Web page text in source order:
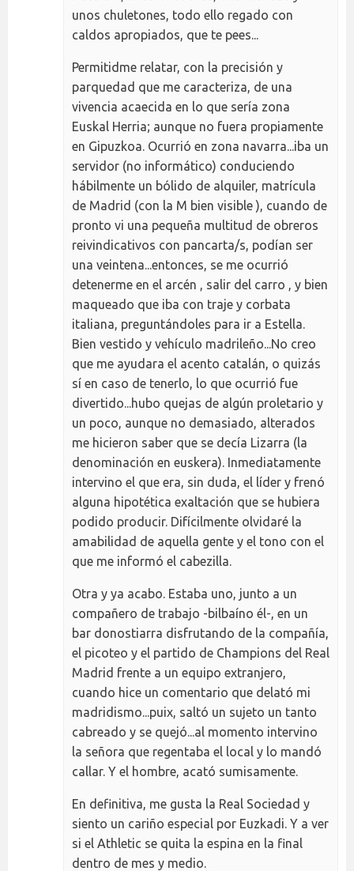
unos chuletones, todo ello regado con
caldos apropiados, que te pees...
Permitidme relatar, con la precisión y
parquedad que me caracteriza, de una
vivencia acaecida en lo que sería zona
Euskal Herria; aunque no fuera propiamente
en Gipuzkoa. Ocurrió en zona navarra...iba un
servidor (no informático) conduciendo
hábilmente un bólido de alquiler, matrícula
de Madrid (con la M bien visible ), cuando de
pronto vi una pequeña multitud de obreros
reivindicativos con pancarta/s, podían ser
una veintena...entonces, se me ocurrió
detenerme en el arcén , salir del carro , y bien
maqueado que iba con traje y corbata
italiana, preguntándoles para ir a Estella.
Bien vestido y vehículo madrileño...No creo
que me ayudara el acento catalán, o quizás
sí en caso de tenerlo, lo que ocurrió fue
divertido...hubo quejas de algún proletario y
un poco, aunque no demasiado, alterados
me hicieron saber que se decía Lizarra (la
denominación en euskera). Inmediatamente
intervino el que era, sin duda, el líder y frenó
alguna hipotética exaltación que se hubiera
podido producir. Difícilmente olvidaré la
amabilidad de aquella gente y el tono con el
que me informó el cabezilla.
Otra y ya acabo. Estaba uno, junto a un
compañero de trabajo -bilbaíno él-, en un
bar donostiarra disfrutando de la compañía,
el picoteo y el partido de Champions del Real
Madrid frente a un equipo extranjero,
cuando hice un comentario que delató mi
madridismo...puix, saltó un sujeto un tanto
cabreado y se quejó...al momento intervino
la señora que regentaba el local y lo mandó
callar. Y el hombre, acató sumisamente.
En definitiva, me gusta la Real Sociedad y
siento un cariño especial por Euzkadi. Y a ver
si el Athletic se quita la espina en la final
dentro de mes y medio.